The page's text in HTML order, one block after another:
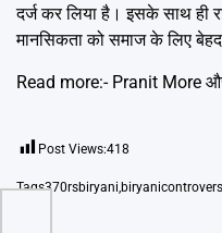
दर्ज कर लिया है। इसके साथ ही
मानसिकता को समाज के लिए
Read more:- Pranit More और
Post Views:418
Tags370rsbiryani,